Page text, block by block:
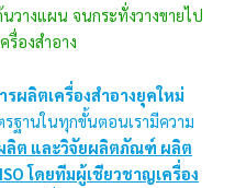
างแผน จนกระทั่งวางขายไป
รื่องสำอาง
ผลิตเครื่องสำอางยุคใหม่
ฐานในทุกขั้นตอนเรามีความ
ลิต และวิจัยผลิตภัณฑ์ ผลิต
โดยทีมผู้เชียวชาญเครื่อง